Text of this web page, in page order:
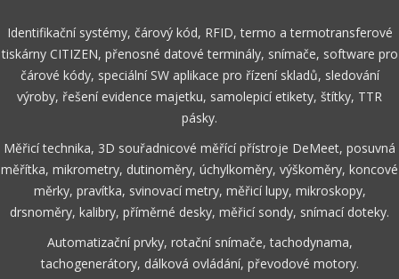
Identifikační systémy, čárový kód, RFID, termo a termotransferové
tiskárny CITIZEN, přenosné datové terminály, snímače, software pro
čárové kódy, speciální SW aplikace pro řízení skladů, sledování
výroby, řešení evidence majetku, samolepicí etikety, štítky, TTR
pásky.
Měřicí technika, 3D souřadnicové měřící přístroje DeMeet, posuvná
měřítka, mikrometry, dutinoměry, úchylkoměry, výškoměry, koncové
měrky, pravítka, svinovací metry, měřicí lupy, mikroskopy,
drsnoměry, kalibry, příměrné desky, měřicí sondy, snímací doteky.
Automatizační prvky, rotační snímače, tachodynama,
tachogenerátory, dálková ovládání, převodové motory.